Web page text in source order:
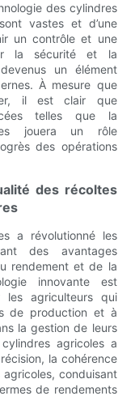
des cylindres
vastes et d’une
un contrôle et une
la sécurité et la
un élément
À mesure que
il est clair que
telles que la
jouera un rôle
des opérations
des récoltes
a révolutionné les
des avantages
rendement et de la
innovante est
les agriculteurs qui
de production et à
la gestion de leurs
agricoles a
la cohérence
conduisant
de rendements